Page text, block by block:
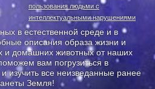
пользования людьми с
интеллектуальными нарушениями
в естественной среде и в
описания образа жизни и
и домашних животных от наших
вам погрузиться в
изучить все неизведанные ранее
Земля!